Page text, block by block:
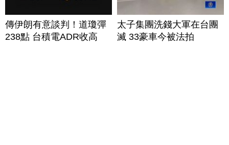
傳伊朗有意談判！道瓊彈
238點 台積電ADR收高
太子集團洗錢大軍在台團
滅 33豪車今被法拍